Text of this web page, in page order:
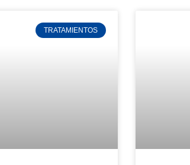
TRATAMIENTOS